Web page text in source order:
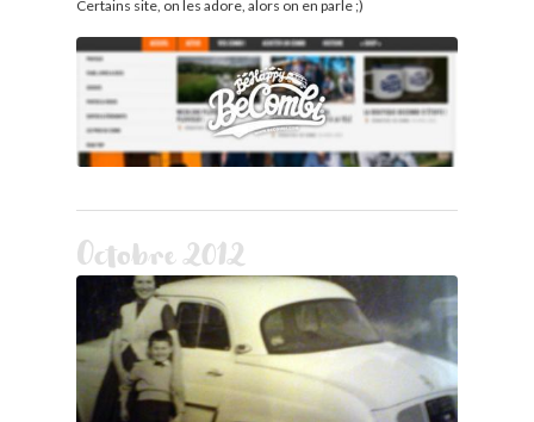
Certains site, on les adore, alors on en parle ;)
Octobre 2012